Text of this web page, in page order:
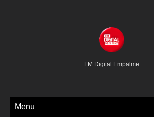
FM Digital Empalme
Menu